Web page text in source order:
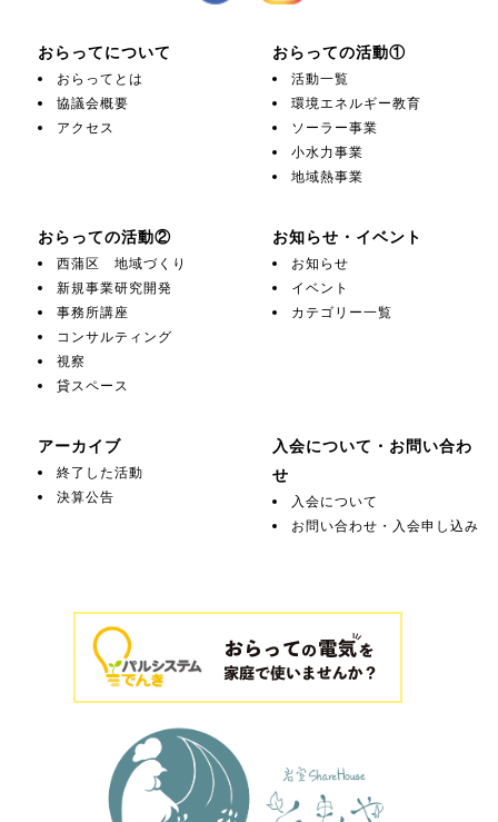
おらってについて
おらってとは
協議会概要
アクセス
おらっての活動①
活動一覧
環境エネルギー教育
ソーラー事業
小水力事業
地域熱事業
おらっての活動②
西蒲区 地域づくり
新規事業研究開発
事務所講座
コンサルティング
視察
貸スペース
お知らせ・イベント
お知らせ
イベント
カテゴリー一覧
アーカイブ
終了した活動
決算公告
入会について・お問い合わ
せ
入会について
お問い合わせ・入会申し込み